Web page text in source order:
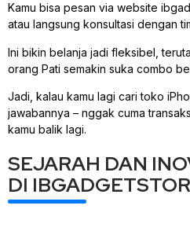
Kamu bisa pesan via website
atau langsung konsultasi dengan
Ini bikin belanja jadi fleksibel,
orang Pati semakin suka combo
Jadi, kalau kamu lagi cari toko
jawabannya – nggak cuma
kamu balik lagi.
SEJARAH DAN
DI